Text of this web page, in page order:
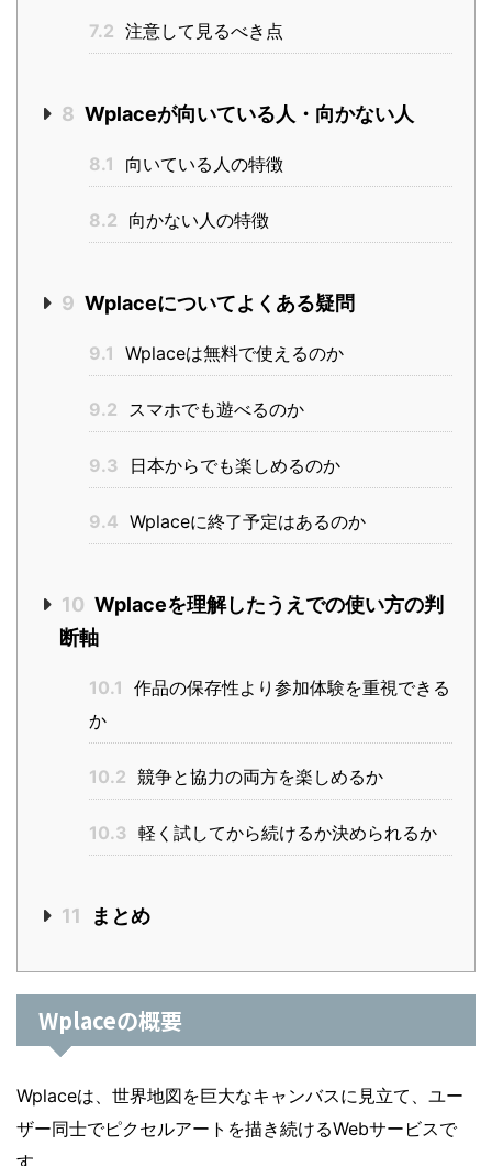
7.2 注意して見るべき点
8 Wplaceが向いている人・向かない人
8.1 向いている人の特徴
8.2 向かない人の特徴
9 Wplaceについてよくある疑問
9.1 Wplaceは無料で使えるのか
9.2 スマホでも遊べるのか
9.3 日本からでも楽しめるのか
9.4 Wplaceに終了予定はあるのか
10 Wplaceを理解したうえでの使い方の判
断軸
10.1 作品の保存性より参加体験を重視できる
か
10.2 競争と協力の両方を楽しめるか
10.3 軽く試してから続けるか決められるか
11 まとめ
Wplaceの概要
Wplaceは、世界地図を巨大なキャンバスに見立て、ユー
ザー同士でピクセルアートを描き続けるWebサービスで
す。